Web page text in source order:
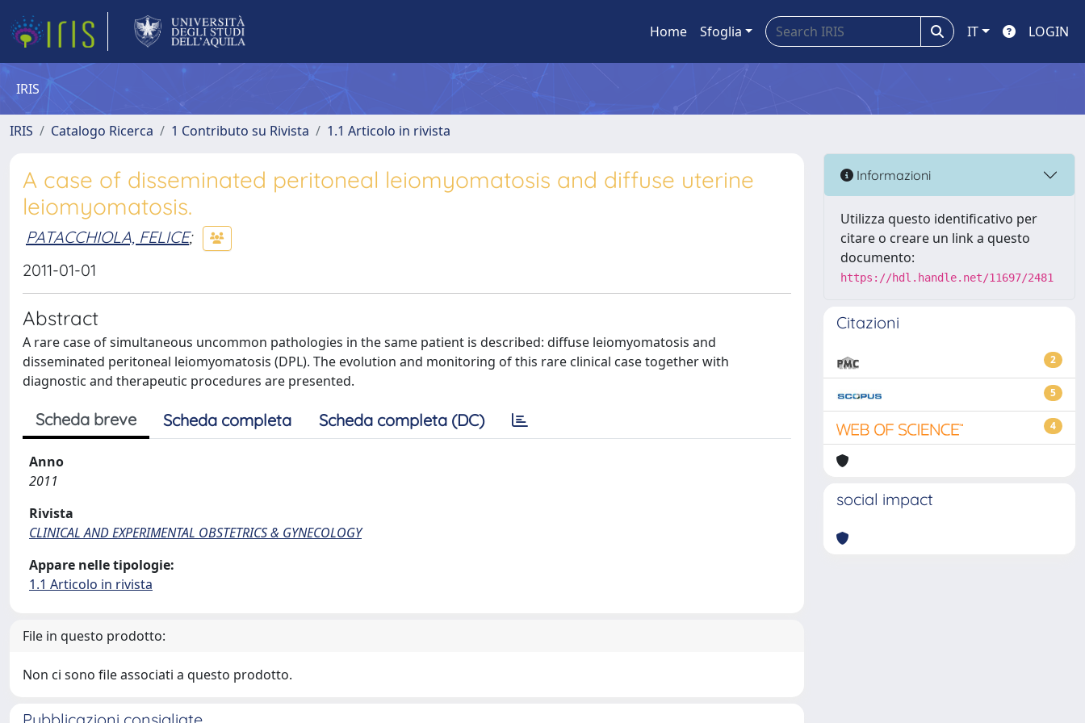
Home Sfoglia IT LOGIN
IRIS
IRIS Catalogo Ricerca 1 Contributo su Rivista 1.1 Articolo in rivista
A case of disseminated peritoneal leiomyomatosis and diffuse uterine
leiomyomatosis.
PATACCHIOLA, FELICE;
2011-01-01
Abstract
A rare case of simultaneous uncommon pathologies in the same patient is described: diffuse leiomyomatosis and
disseminated peritoneal leiomyomatosis (DPL). The evolution and monitoring of this rare clinical case together with
diagnostic and therapeutic procedures are presented.
Scheda breve Scheda completa Scheda completa (DC)
Anno
2011
Rivista
CLINICAL AND EXPERIMENTAL OBSTETRICS & GYNECOLOGY
Appare nelle tipologie:
1.1 Articolo in rivista
File in questo prodotto:
Non ci sono file associati a questo prodotto.
Informazioni
Utilizza questo identificativo per
citare o creare un link a questo
documento:
https://hdl.handle.net/11697/2481
Citazioni
2
5
4
social impact